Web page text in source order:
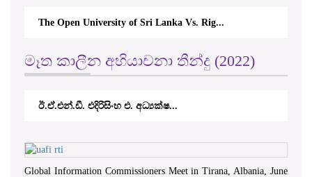
The Open University of Sri Lanka Vs. Rig...
මෑත කාලීන අභියාචනා තීන්දු (2022)
ඊ.ඒ.එන්.ඩී. එදිරිසිංහ එ. අධ්‍යක්ෂ...
Global Information Commissioners Meet in Tirana, Albania, June